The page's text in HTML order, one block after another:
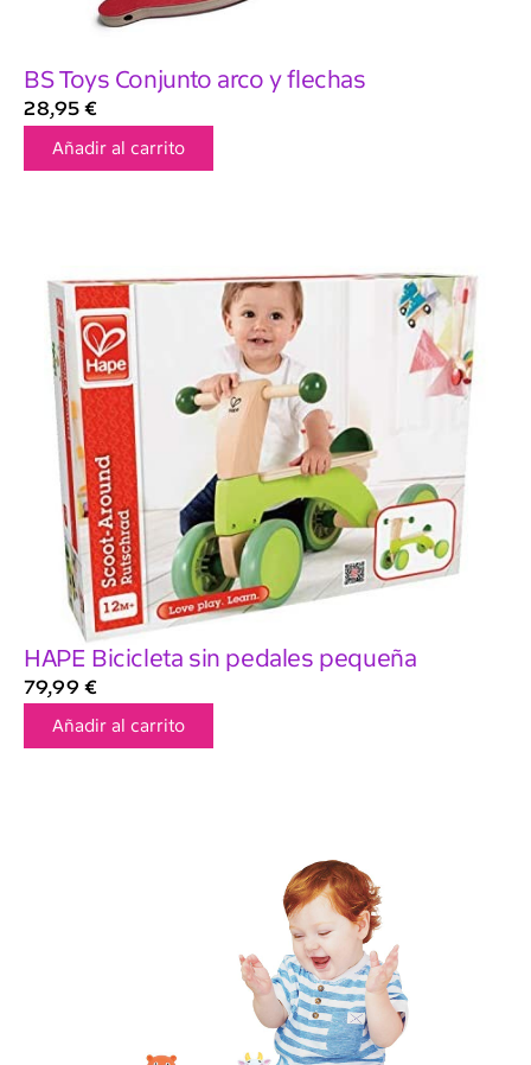
BS Toys Conjunto arco y flechas
28,95 €
Añadir al carrito
HAPE Bicicleta sin pedales pequeña
79,99 €
Añadir al carrito